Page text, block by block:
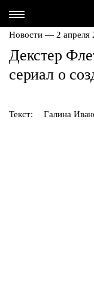
Новости — 2 апреля
Декстер
сериал о
Текст: Галина